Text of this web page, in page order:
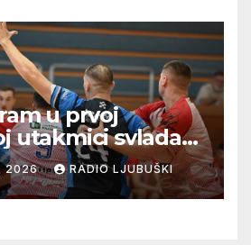
u prvoj
utakmici svladao
37:32
2026 RADIO LJUBUŠKI